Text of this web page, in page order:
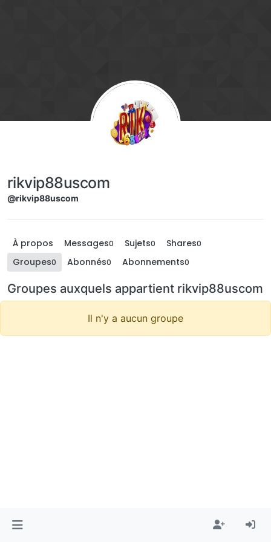
rikvip88uscom
@rikvip88uscom
À propos Messages0 Sujets0 Shares0
Groupes0 Abonnés0 Abonnements0
Groupes auxquels appartient rikvip88uscom
Il n'y a aucun groupe